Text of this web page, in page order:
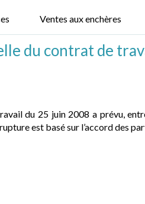
Ventes aux enchères
du contrat de
du 25 juin 2008 a prévu,
est basé sur l’accord des